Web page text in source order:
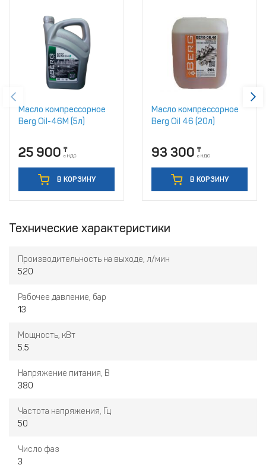
Масло компрессорное
Berg Oil-46M (5л)
25 900 ₸
с НДС
В КОРЗИНУ
Масло компрессорное
Berg Oil 46 (20л)
93 300 ₸
с НДС
В КОРЗИНУ
Технические характеристики
Производительность на выходе, л/мин
520
Рабочее давление, бар
13
Мощность, кВт
5.5
Напряжение питания, В
380
Частота напряжения, Гц
50
Число фаз
3